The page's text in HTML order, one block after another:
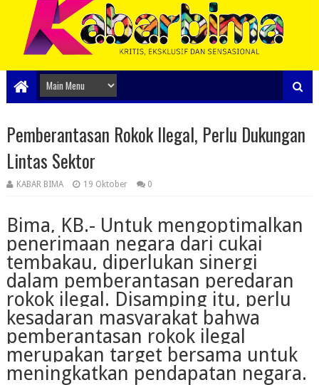
Pemberantasan Rokok Ilegal, Perlu Dukungan
Lintas Sektor
KABAR BIMA 19 Oktober 0
Bima, KB.- Untuk mengoptimalkan
penerimaan negara dari cukai
tembakau, diperlukan sinergi
dalam pemberantasan peredaran
rokok ilegal. Disamping itu, perlu
kesadaran masyarakat bahwa
pemberantasan rokok ilegal
merupakan target bersama untuk
meningkatkan pendapatan negara.